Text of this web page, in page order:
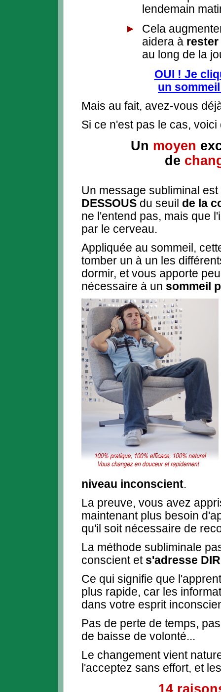
lendemain
Cela
aidera à
au long de la
OUI ! Je
un
Mais au fait, avez-vous
Si ce n'est pas le cas, voici
Un moyen
de
Un message subliminal
DESSOUS du seuil de la
ne l'entend pas, mais que
par le cerveau.
Appliquée au sommeil,
tomber un à un les
dormir, et vous apporte
nécessaire à un sommeil
niveau inconscient.
La preuve, vous avez
maintenant plus besoin
qu'il soit nécessaire de
La méthode subliminale
conscient et s'adresse
Ce qui signifie que
plus rapide, car les
dans votre esprit
Pas de perte de temps,
de baisse de volonté...
Le changement vient
l'acceptez sans effort, et
14